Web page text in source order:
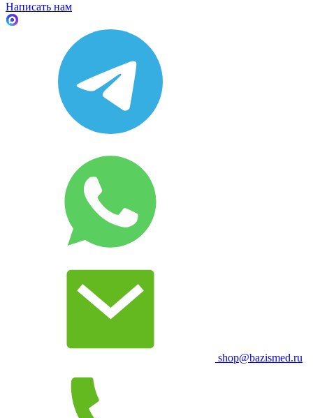
Написать нам
shop@bazismed.ru